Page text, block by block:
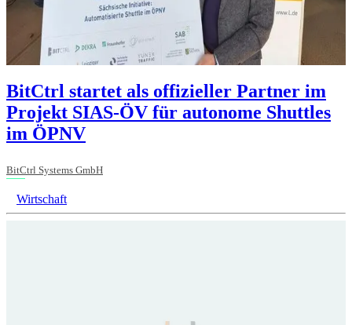
BitCtrl startet als offizieller Partner im
Projekt SIAS-ÖV für autonome Shuttles
im ÖPNV
BitCtrl Systems GmbH
Wirtschaft